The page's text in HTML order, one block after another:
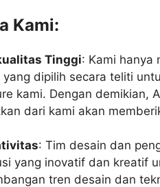
Kami:
Tinggi: Kami hanya
dipilih secara teliti
kami. Dengan demikian,
dari kami akan
: Tim desain dan
yang inovatif dan kreatif
tren desain dan